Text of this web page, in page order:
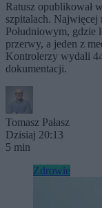
Ratusz opublikował
szpitalach.
Południowym, gdzie
przerwy, a jeden z
Kontrolerzy wydali
dokumentacji.
Tomasz Pałasz
Dzisiaj 20:13
5 min
Zdrowie